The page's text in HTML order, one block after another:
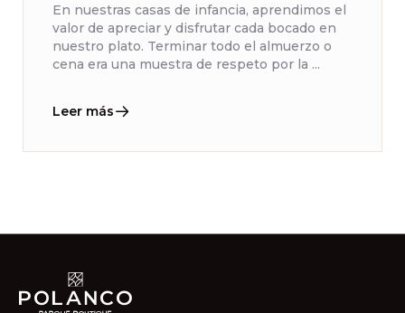
En nuestras casas de infancia, aprendimos el
valor de apreciar y disfrutar cada bocado en
nuestro plato. Terminar todo el almuerzo o
cena era una muestra de respeto por la ...
Leer más